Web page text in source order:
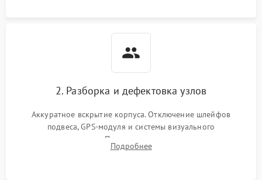
2. Разборка и дефектовка узлов
Аккуратное вскрытие корпуса. Отключение шлейфов
подвеса, GPS-модуля и системы визуального
позиционирования. Проверка полетного контроллера,
регуляторов оборотов (ESC) и бесколлекторных моторов на
Подробнее